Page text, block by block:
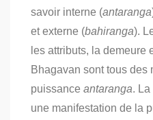
savoir interne (antaranga
et externe (bahiranga).
les attributs, la demeure
Bhagavan sont tous des
puissance antaranga.
une manifestation de la